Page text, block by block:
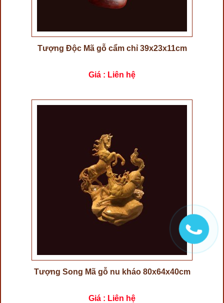
Tượng Độc Mã gỗ cẩm chỉ 39x23x11cm
Giá : Liên hệ
Tượng Song Mã gỗ nu kháo 80x64x40cm
Giá : Liên hệ